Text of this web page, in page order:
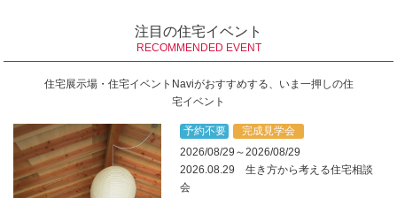
注目の住宅イベント
RECOMMENDED EVENT
住宅展示場・住宅イベントNaviがおすすめする、いま一押しの住
宅イベント
予約不要
完成見学会
2026/08/29～2026/08/29
2026.08.29 生き方から考える住宅相談
会